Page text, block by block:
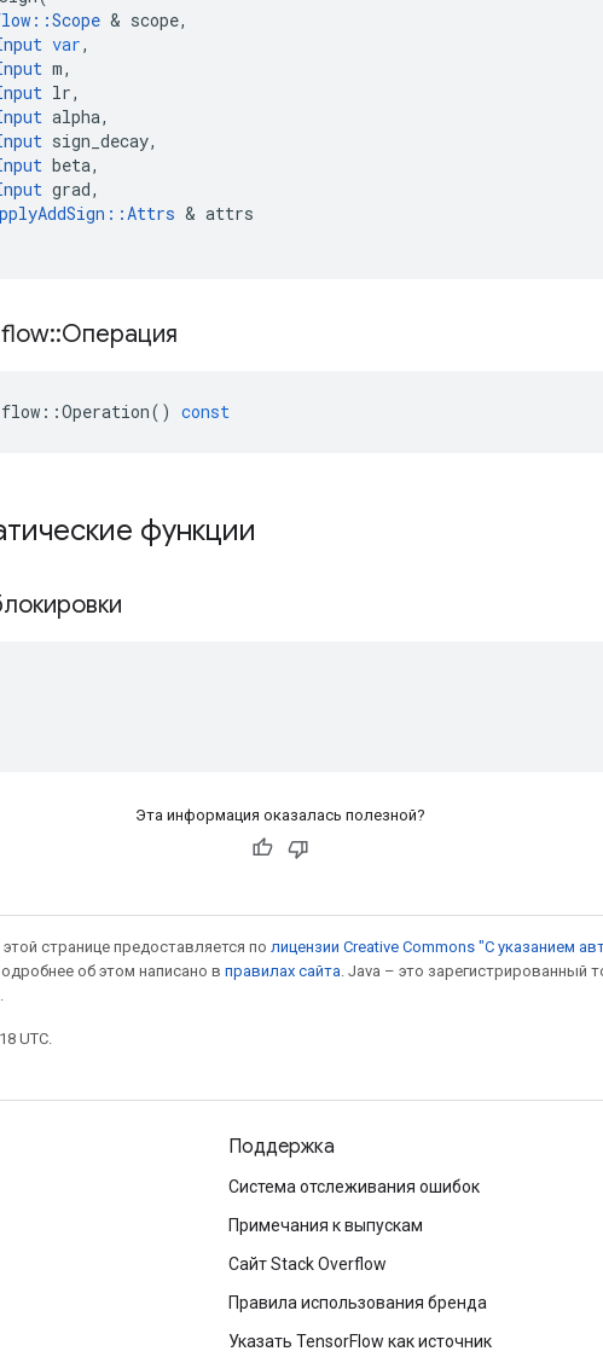
::Scope & scope,
var,
m,
lr,
alpha,
sign_decay,
beta,
grad,
::Attrs & attrs
::Операция
::Operation() const
функции
Эта информация оказалась полезной?
странице предоставляется по лицензии Creative Commons "С указанием
об этом написано в правилах сайта . Java – это зарегистрированный
UTC.
Поддержка
Система отслеживания ошибок
Примечания к выпускам
Сайт Stack Overflow
Правила использования бренда
Указать TensorFlow как источник